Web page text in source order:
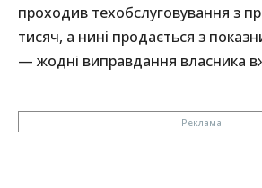
проходив техобслуговування з
тисяч, а нині продається з
— жодні виправдання власника